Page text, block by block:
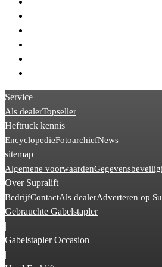
Service
Als dealerTopseller
Heftruck kennis
EncyclopedieFotoarchiefNews
sitemap
Algemene voorwaarden
Over Supralift
BedrijfContactAls dealerAdverteren op
Gebrauchte Gabelstapler
|
Gabelstapler Occasion
|